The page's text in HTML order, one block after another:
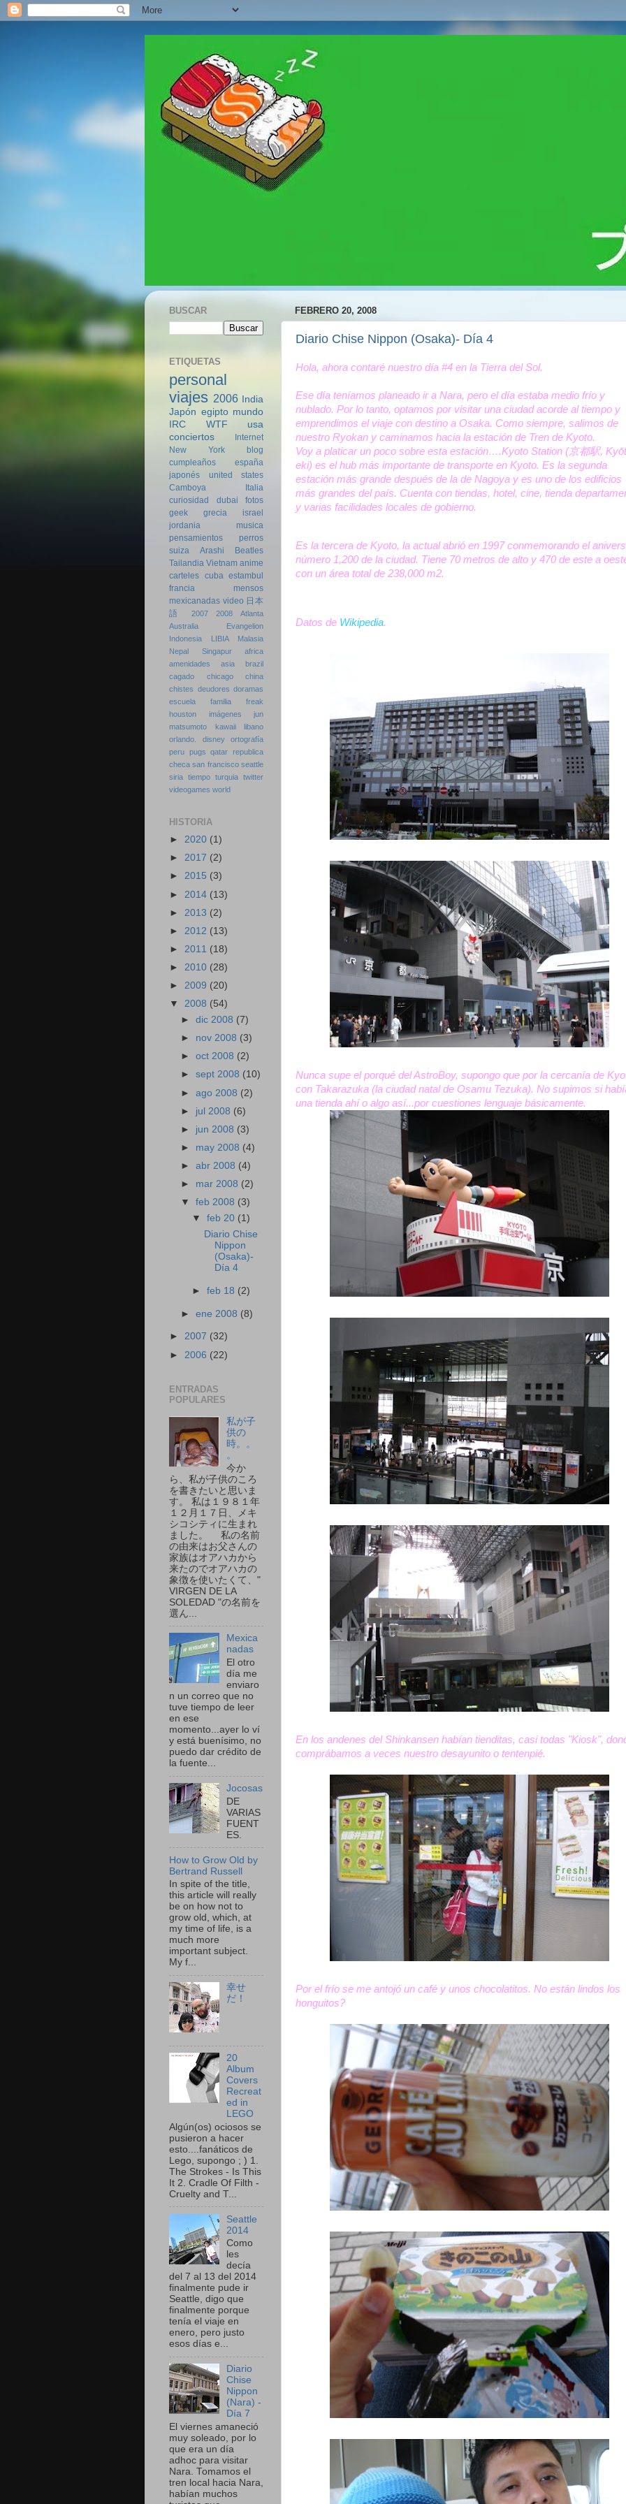
FEBRERO 20, 2008
Diario Chise Nippon (Osaka)- Día 4
Hola, ahora contaré nuestro día #4 en la Tierra del Sol.
Ese día teníamos planeado ir a Nara, pero el día estaba medio frío y
nublado. Por lo tanto, optamos por visitar una ciudad acorde al tiempo y
emprendimos el viaje con destino a Osaka. Como siempre, salimos de
nuestro Ryokan y caminamos hacia la estación de Tren de Kyoto.
Voy a platicar un poco sobre esta estación….Kyoto Station (京都駅,
eki) es el hub más importante de transporte en Kyoto. Es la segunda
estación más grande después de la de Nagoya y es uno de los edificios
más grandes del país. Cuenta con tiendas, hotel, cine, tienda
y varias facilidades locales de gobierno.
Es la tercera de Kyoto, la actual abrió en 1997 conmemorando el
número 1,200 de la ciudad. Tiene 70 metros de alto y 470 de este a
con un área total de 238,000 m2.
Datos de Wikipedia.
Nunca supe el porqué del AstroBoy, supongo que por la cercanía de
con Takarazuka (la ciudad natal de Osamu Tezuka). No supimos si
una tienda ahí o algo así...por cuestiones lenguaje básicamente.
En los andenes del Shinkansen habían tienditas, casi todas "Kiosk",
comprábamos a veces nuestro desayunito o tentenpié.
Por el frío se me antojó un café y unos chocolatitos. No están lindos los
honguitos?
BUSCAR
ETIQUETAS
personal
viajes 2006
India
Japón egipto mundo
IRC
WTF
usa
conciertos
Internet
New York
blog
cumpleaños
españa
japonés
united states
Camboya
Italia
curiosidad
dubai
fotos
geek
grecia
israel
jordania
musica
pensamientos
perros
suiza
Arashi
Beatles
Tailandia Vietnam anime
carteles cuba estambul
francia
mensos
mexicanadas video 日本
語
2007 2008
Atlanta
Australia
Evangelion
Indonesia
LIBIA
Malasia
Nepal
Singapur
africa
amenidades
asia
brazil
cagado
chicago
china
chistes deudores doramas
escuela
familia
freak
houston
imágenes
jun
matsumoto
kawaii
libano
orlando. disney
ortografía
peru pugs qatar republica
checa san francisco seattle
siria tiempo turquia twitter
videogames world
HISTORIA
► 2020 (1)
► 2017 (2)
► 2015 (3)
► 2014 (13)
► 2013 (2)
► 2012 (13)
► 2011 (18)
► 2010 (28)
► 2009 (20)
▼ 2008 (54)
►dic 2008 (7)
► nov 2008 (3)
►oct 2008 (2)
►sept 2008 (10)
►ago 2008 (2)
► jul 2008 (6)
► jun 2008 (3)
► may 2008 (4)
►abr 2008 (4)
► mar 2008 (2)
▼feb 2008 (3)
▼feb 20 (1)
Diario Chise
Nippon
(Osaka)-
Día 4
►feb 18 (2)
►ene 2008 (8)
► 2007 (32)
► 2006 (22)
ENTRADAS
POPULARES
私が子
供の
時。。
。
今か
ら、私が子供のころ
を書きたいと思いま
す。 私は１９８１年
１２月１７日、メキ
シコシティに生まれ
ました。 私の名前
の由来はお父さんの
家族はオアハカから
来たのでオアハカの
象徴を使いたくて、"
VIRGEN DE LA
SOLEDAD "の名前を
選ん...
Mexica
nadas
El otro
día me
enviaro
n un correo que no
tuve tiempo de leer
en ese
momento...ayer lo ví
y está buenísimo, no
puedo dar crédito de
la fuente...
Jocosas
DE
VARIAS
FUENT
ES.
How to Grow Old by
Bertrand Russell
In spite of the title,
this article will really
be on how not to
grow old, which, at
my time of life, is a
much more
important subject.
My f...
幸せ
だ！
20
Album
Covers
Recreat
ed in
LEGO
Algún(os) ociosos se
pusieron a hacer
esto....fanáticos de
Lego, supongo ; ) 1.
The Strokes - Is This
It 2. Cradle Of Filth -
Cruelty and T...
Seattle
2014
Como
les
decía
del 7 al 13 del 2014
finalmente pude ir
Seattle, digo que
finalmente porque
tenía el viaje en
enero, pero justo
esos días e...
Diario
Chise
Nippon
(Nara) -
Día 7
El viernes amaneció
muy soleado, por lo
que era un día
adhoc para visitar
Nara. Tomamos el
tren local hacia Nara,
habían muchos